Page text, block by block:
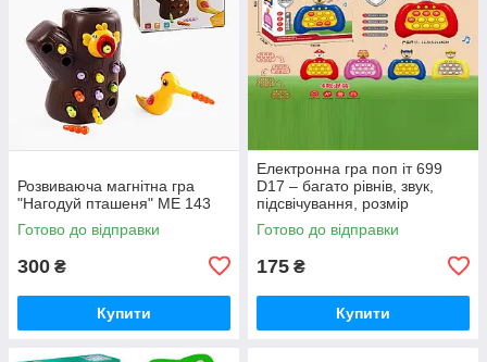
Розвиваюча магнітна гра
"Нагодуй пташеня" ME 143
Готово до відправки
300 ₴
Купити
Електронна гра поп іт 699
D17 – багато рівнів, звук,
підсвічування, розмір
12.5х5.6х14 см (у коробці,
мікс)
Готово до відправки
175 ₴
Купити